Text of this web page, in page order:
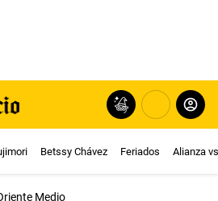
Betssy Chávez Feriados Alianza
Medio